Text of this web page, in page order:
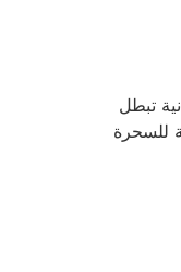
تبطل
للسحرة